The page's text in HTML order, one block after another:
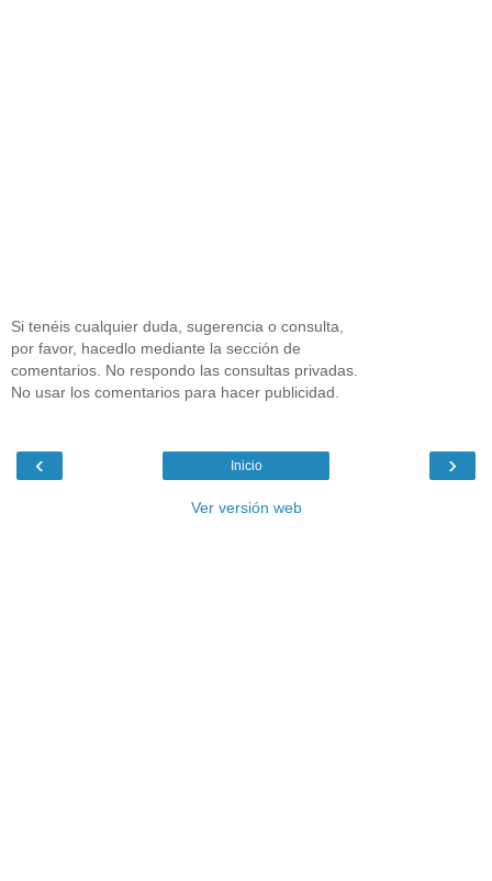
Si tenéis cualquier duda, sugerencia o consulta,
por favor, hacedlo mediante la sección de
comentarios. No respondo las consultas privadas.
No usar los comentarios para hacer publicidad.
‹ ›
Inicio
Ver versión web